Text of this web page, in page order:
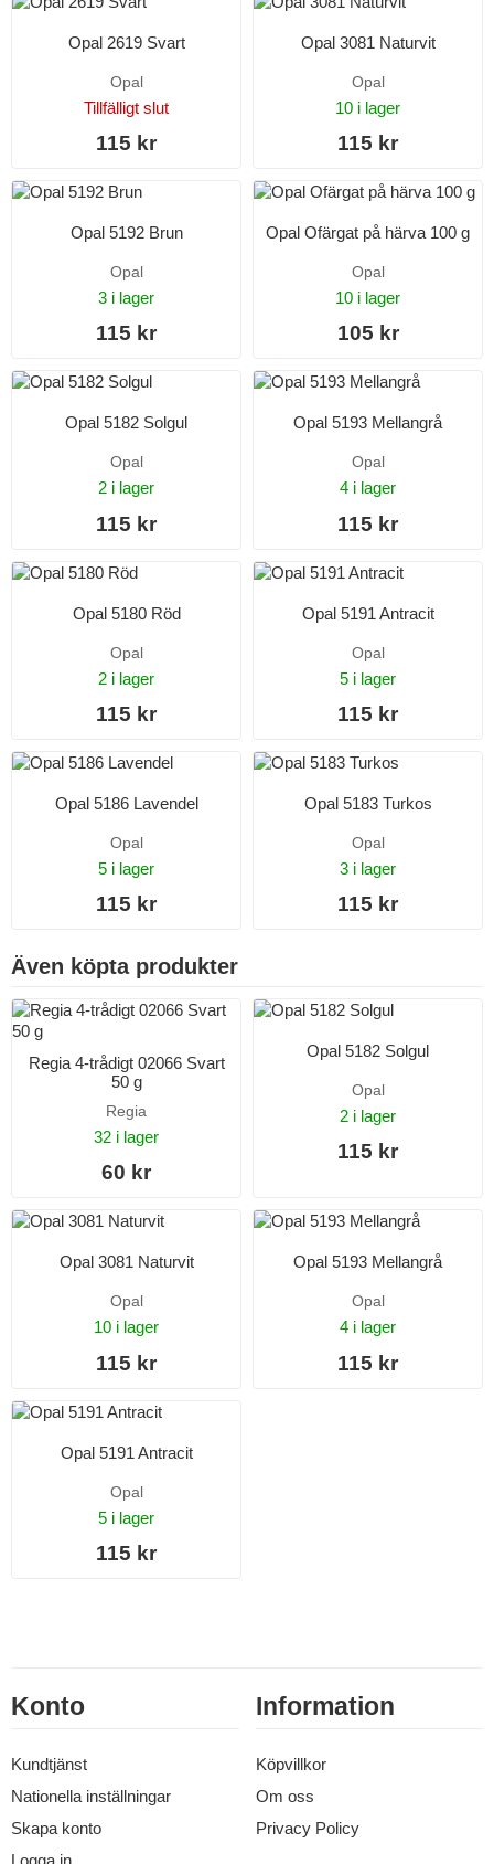
Opal 2619 Svart
Opal
Tillfälligt slut
115 kr
Opal 3081 Naturvit
Opal
10 i lager
115 kr
Opal 5192 Brun
Opal
3 i lager
115 kr
Opal Ofärgat på härva 100 g
Opal
10 i lager
105 kr
Opal 5182 Solgul
Opal
2 i lager
115 kr
Opal 5193 Mellangrå
Opal
4 i lager
115 kr
Opal 5180 Röd
Opal
2 i lager
115 kr
Opal 5191 Antracit
Opal
5 i lager
115 kr
Opal 5186 Lavendel
Opal
5 i lager
115 kr
Opal 5183 Turkos
Opal
3 i lager
115 kr
Även köpta produkter
Regia 4-trådigt 02066 Svart
50 g
Regia
32 i lager
60 kr
Opal 5182 Solgul
Opal
2 i lager
115 kr
Opal 3081 Naturvit
Opal
10 i lager
115 kr
Opal 5193 Mellangrå
Opal
4 i lager
115 kr
Opal 5191 Antracit
Opal
5 i lager
115 kr
Konto
Kundtjänst
Nationella inställningar
Skapa konto
Logga in
Information
Köpvillkor
Om oss
Privacy Policy